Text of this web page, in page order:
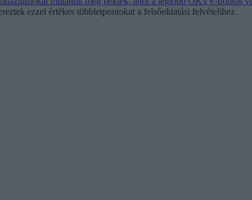
ezzel értékes többletpontokat a felsőoktatási felvételihez.